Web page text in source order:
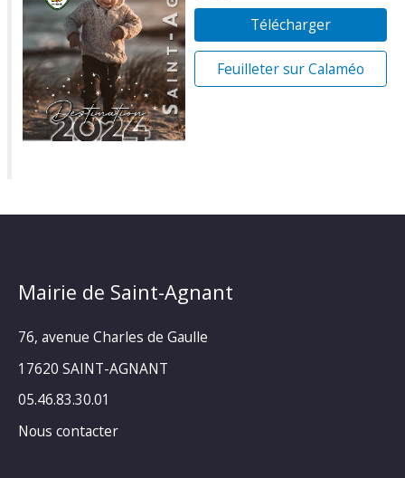
Télécharger
Feuilleter sur Calaméo
Mairie de Saint-Agnant
76, avenue Charles de Gaulle
17620 SAINT-AGNANT
05.46.83.30.01
Nous contacter